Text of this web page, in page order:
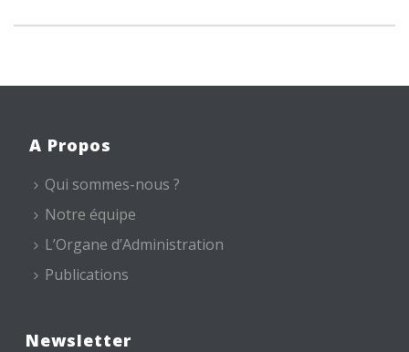
A Propos
Qui sommes-nous ?
Notre équipe
L’Organe d’Administration
Publications
Newsletter